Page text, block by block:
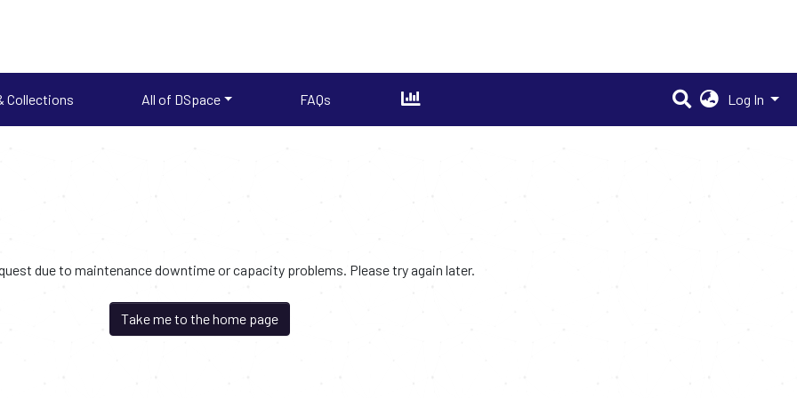
Collections All of DSpace FAQs Log In
due to maintenance downtime or capacity problems. Please try again later.
Take me to the home page